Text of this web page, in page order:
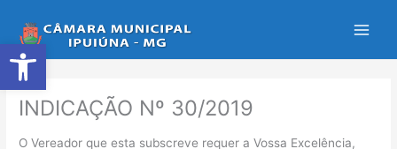
Abrir a barra de ferramentas
para
o
conteúdo
INDICAÇÃO Nº 30/2019
O Vereador que esta subscreve requer a Vossa Excelência,